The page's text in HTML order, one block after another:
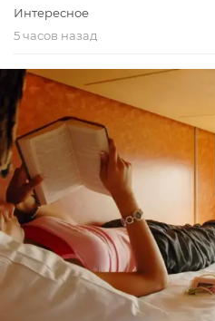
Интересное
5 часов назад